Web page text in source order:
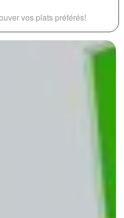
vos plats préférés!